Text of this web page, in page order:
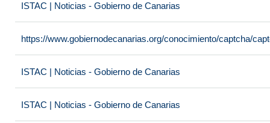
ISTAC | Noticias - Gobierno de Canarias
https://www.gobiernodecanarias.org/conocimiento/captcha/
ISTAC | Noticias - Gobierno de Canarias
ISTAC | Noticias - Gobierno de Canarias